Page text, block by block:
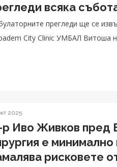
всяка
прегледи ще се
City Clinic УМБАЛ Витоша
2025
Иво Живков пред
е
рисковете